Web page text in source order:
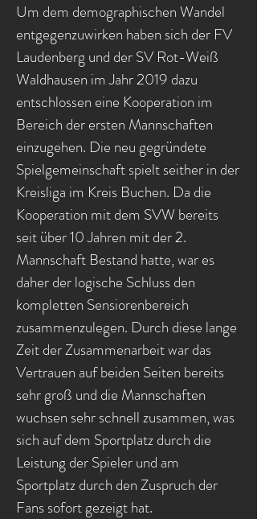
Um dem demographischen Wandel
entgegenzuwirken haben sich der FV
Laudenberg und der SV Rot-Weiß
Waldhausen im Jahr 2019 dazu
entschlossen eine Kooperation im
Bereich der ersten Mannschaften
einzugehen. Die neu gegründete
Spielgemeinschaft spielt seither in der
Kreisliga im Kreis Buchen. Da die
Kooperation mit dem SVW bereits
seit über 10 Jahren mit der 2.
Mannschaft Bestand hatte, war es
daher der logische Schluss den
kompletten Sensiorenbereich
zusammenzulegen. Durch diese lange
Zeit der Zusammenarbeit war das
Vertrauen auf beiden Seiten bereits
sehr groß und die Mannschaften
wuchsen sehr schnell zusammen, was
sich auf dem Sportplatz durch die
Leistung der Spieler und am
Sportplatz durch den Zuspruch der
Fans sofort gezeigt hat.